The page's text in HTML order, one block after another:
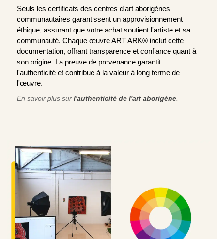
Seuls les certificats des centres d'art aborigènes
communautaires garantissent un approvisionnement
éthique, assurant que votre achat soutient l'artiste et sa
communauté. Chaque œuvre ART ARK® inclut cette
documentation, offrant transparence et confiance quant à
son origine. La preuve de provenance garantit
l'authenticité et contribue à la valeur à long terme de
l'œuvre.
En savoir plus sur l'authenticité de l'art aborigène